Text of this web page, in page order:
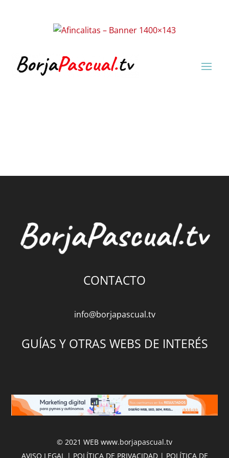
CONTACTO
info@borjapascual.tv
GUÍAS Y OTRAS WEBS DE INTERÉS
© 2021 WEB www.borjapascual.tv
AVISO LEGAL | POLÍTICA DE PRIVACIDAD| POLÍTICA DE